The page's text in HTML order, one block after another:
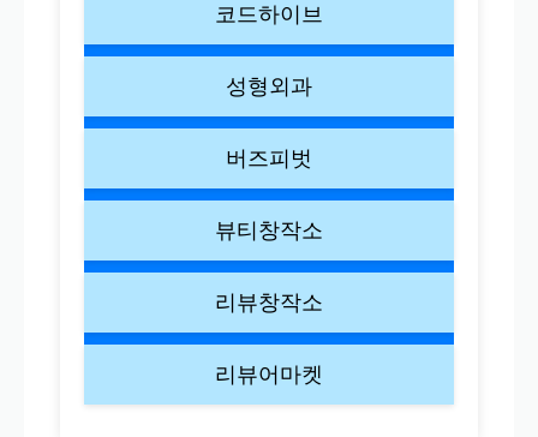
코드하이브
성형외과
버즈피벗
뷰티창작소
리뷰창작소
리뷰어마켓